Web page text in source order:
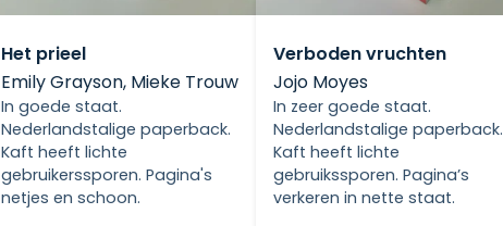
Het prieel
Emily Grayson, Mieke Trouw
In goede staat.
Nederlandstalige paperback.
Kaft heeft lichte
gebruikerssporen. Pagina's
netjes en schoon.
Verboden vruchten
Jojo Moyes
In zeer goede staat.
Nederlandstalige paperback.
Kaft heeft lichte
gebruikssporen. Pagina’s
verkeren in nette staat.